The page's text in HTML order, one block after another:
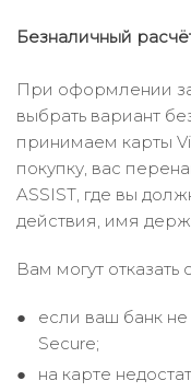
Безналичный
При оформлении
выбрать вариант
принимаем карты
покупку, вас
ASSIST, где вы
действия, имя
Вам могут отказать
если ваш банк
Secure;
на карте